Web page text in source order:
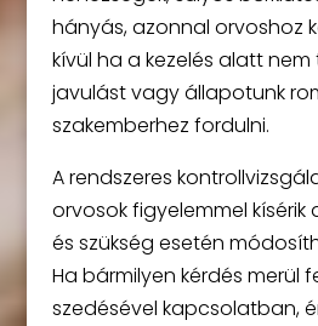
hányás, azonnal orvoshoz
kívül ha a kezelés alatt
javulást vagy állapotunk
szakemberhez fordulni.
A rendszeres
orvosok figyelemmel
és szükség esetén
Ha bármilyen kérdés merül
szedésével kapcsolatban,